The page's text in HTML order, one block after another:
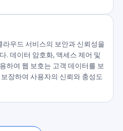
라우드 서비스의 보안과 신뢰성을
. 데이터 암호화, 액세스 제어 및
하여 웹 보호는 고객 데이터를 보
장하여 사용자의 신뢰와 충성도